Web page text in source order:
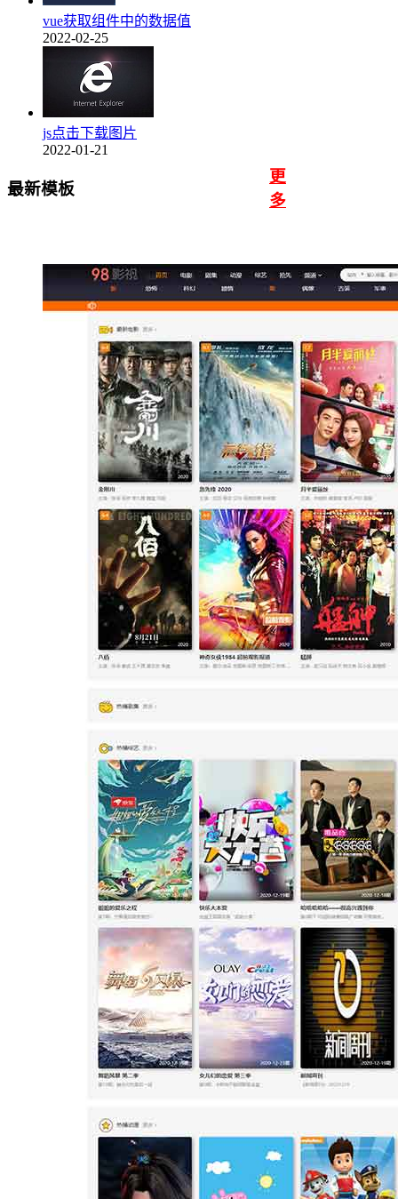
vue获取组件中的数据值
2022-02-25
js点击下载图片
2022-01-21
最新模板
更
多